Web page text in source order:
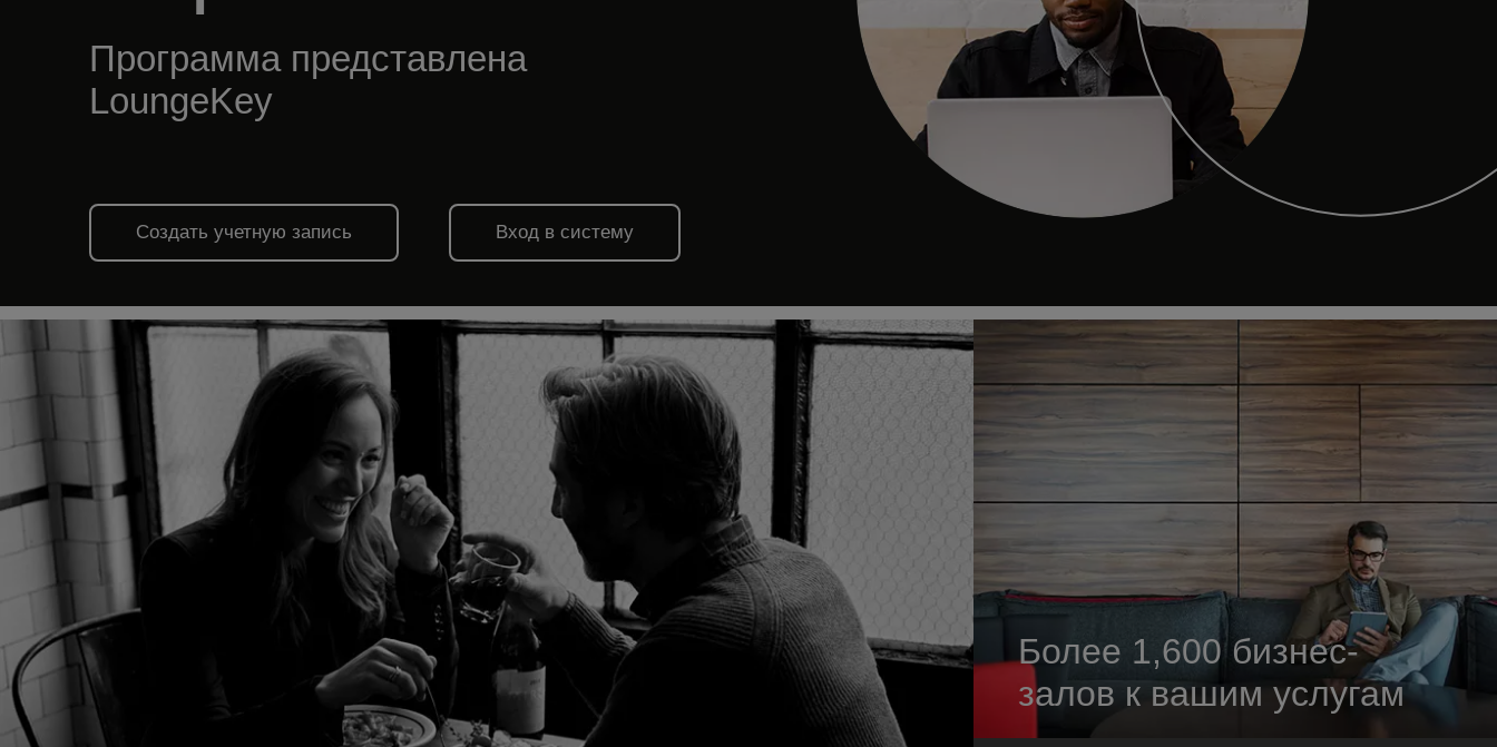
Программа представлена
LoungeKey
Создать учетную запись Вход в систему
Более 1,600 бизнес-
залов к вашим услугам